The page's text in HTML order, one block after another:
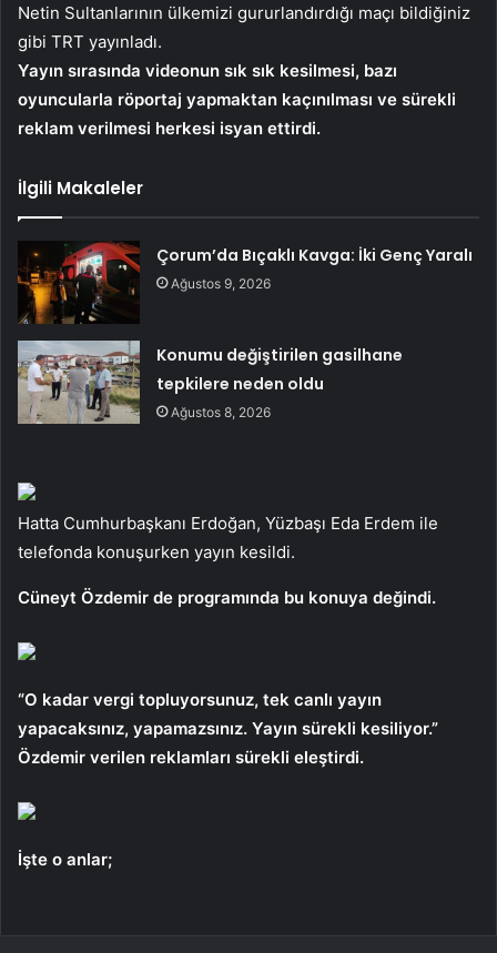
Netin Sultanlarının ülkemizi gururlandırdığı maçı bildiğiniz
gibi TRT yayınladı.
Yayın sırasında videonun sık sık kesilmesi, bazı
oyuncularla röportaj yapmaktan kaçınılması ve sürekli
reklam verilmesi herkesi isyan ettirdi.
İlgili Makaleler
Çorum’da Bıçaklı Kavga: İki Genç Yaralı
Ağustos 9, 2026
Konumu değiştirilen gasilhane
tepkilere neden oldu
Ağustos 8, 2026
Hatta Cumhurbaşkanı Erdoğan, Yüzbaşı Eda Erdem ile
telefonda konuşurken yayın kesildi.
Cüneyt Özdemir de programında bu konuya değindi.
“O kadar vergi topluyorsunuz, tek canlı yayın
yapacaksınız, yapamazsınız. Yayın sürekli kesiliyor.”
Özdemir verilen reklamları sürekli eleştirdi.
İşte o anlar;